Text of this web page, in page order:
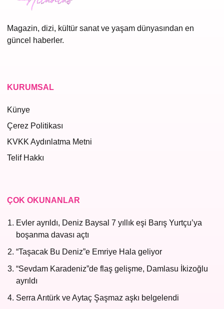
Magazin, dizi, kültür sanat ve yaşam dünyasından en
güncel haberler.
KURUMSAL
Künye
Çerez Politikası
KVKK Aydınlatma Metni
Telif Hakkı
ÇOK OKUNANLAR
Evler ayrıldı, Deniz Baysal 7 yıllık eşi Barış Yurtçu’ya
boşanma davası açtı
“Taşacak Bu Deniz”e Emriye Hala geliyor
“Sevdam Karadeniz”de flaş gelişme, Damlasu İkizoğlu
ayrıldı
Serra Arıtürk ve Aytaç Şaşmaz aşkı belgelendi